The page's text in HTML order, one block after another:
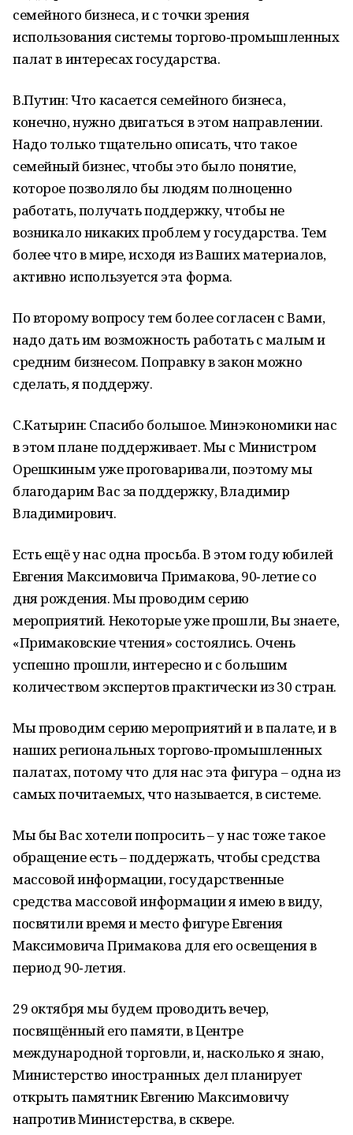
семейного бизнеса, и с точки зрения
использования системы торгово‑промышленных
палат в интересах государства.
В.Путин: Что касается семейного бизнеса,
конечно, нужно двигаться в этом направлении.
Надо только тщательно описать, что такое
семейный бизнес, чтобы это было понятие,
которое позволяло бы людям полноценно
работать, получать поддержку, чтобы не
возникало никаких проблем у государства. Тем
более что в мире, исходя из Ваших материалов,
активно используется эта форма.
По второму вопросу тем более согласен с Вами,
надо дать им возможность работать с малым и
средним бизнесом. Поправку в закон можно
сделать, я поддержу.
С.Катырин: Спасибо большое. Минэкономики нас
в этом плане поддерживает. Мы с Министром
Орешкиным уже проговаривали, поэтому мы
благодарим Вас за поддержку, Владимир
Владимирович.
Есть ещё у нас одна просьба. В этом году юбилей
Евгения Максимовича Примакова, 90‑летие со
дня рождения. Мы проводим серию
мероприятий. Некоторые уже прошли, Вы знаете,
«Примаковские чтения» состоялись. Очень
успешно прошли, интересно и с большим
количеством экспертов практически из 30 стран.
Мы проводим серию мероприятий и в палате, и в
наших региональных торгово‑промышленных
палатах, потому что для нас эта фигура – одна из
самых почитаемых, что называется, в системе.
Мы бы Вас хотели попросить – у нас тоже такое
обращение есть – поддержать, чтобы средства
массовой информации, государственные
средства массовой информации я имею в виду,
посвятили время и место фигуре Евгения
Максимовича Примакова для его освещения в
период 90‑летия.
29 октября мы будем проводить вечер,
посвящённый его памяти, в Центре
международной торговли, и, насколько я знаю,
Министерство иностранных дел планирует
открыть памятник Евгению Максимовичу
напротив Министерства, в сквере.